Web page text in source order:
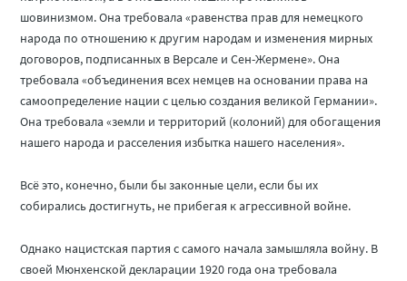
шовинизмом. Она требовала «равенства прав для немецкого
народа по отношению к другим народам и изменения мирных
договоров, подписанных в Версале и Сен-Жермене». Она
требовала «объединения всех немцев на основании права на
самоопределение нации с целью создания великой Германии».
Она требовала «земли и территорий (колоний) для обогащения
нашего народа и расселения избытка нашего населения».
Всё это, конечно, были бы законные цели, если бы их
собирались достигнуть, не прибегая к агрессивной войне.
Однако нацистская партия с самого начала замышляла войну. В
своей Мюнхенской декларации 1920 года она требовала